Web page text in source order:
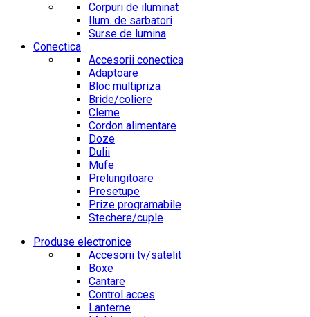
Corpuri de iluminat
Ilum. de sarbatori
Surse de lumina
Conectica
Accesorii conectica
Adaptoare
Bloc multipriza
Bride/coliere
Cleme
Cordon alimentare
Doze
Dulii
Mufe
Prelungitoare
Presetupe
Prize programabile
Stechere/cuple
Produse electronice
Accesorii tv/satelit
Boxe
Cantare
Control acces
Lanterne